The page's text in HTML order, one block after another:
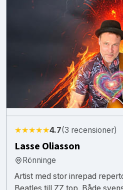
★★★★★4.7(3 recensioner)
Lasse Oliasson
Rönninge
Artist med stor inrepad